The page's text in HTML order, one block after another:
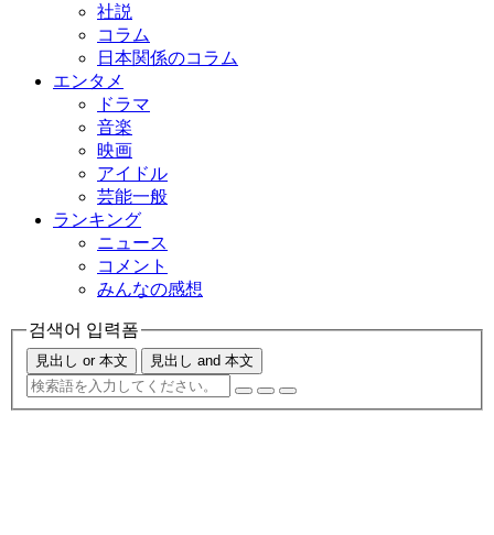
社説
コラム
日本関係のコラム
エンタメ
ドラマ
音楽
映画
アイドル
芸能一般
ランキング
ニュース
コメント
みんなの感想
검색어 입력폼
見出し or 本文 見出し and 本文